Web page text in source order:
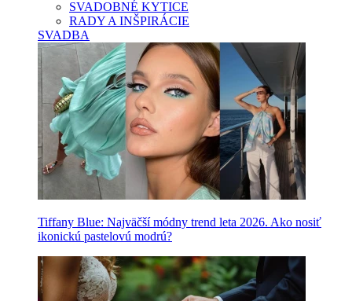
SVADOBNÉ KYTICE
RADY A INŠPIRÁCIE
SVADBA
Tiffany Blue: Najväčší módny trend leta 2026. Ako nosiť
ikonickú pastelovú modrú?